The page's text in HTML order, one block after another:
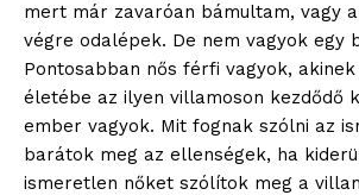
ELŐFIZETÉS
mert már zavaróan bámultam, vagy
végre odalépek. De nem vagyok egy
Pontosabban nős férfi vagyok,
életébe az ilyen villamoson kezdődő
ember vagyok. Mit fognak szólni az
barátok meg az ellenségek, ha
ismeretlen nőket szólítok meg a